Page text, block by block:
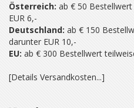
Österreich: ab € 50
EUR 6,-
Deutschland: ab € 150
darunter EUR 10,-
EU: ab € 300 Bestellwert
[Details Versandkosten...]